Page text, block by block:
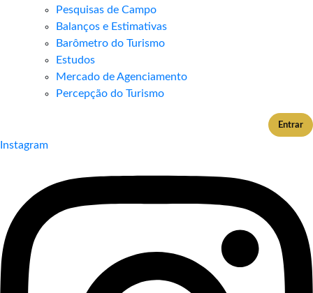
Pesquisas de Campo
Balanços e Estimativas
Barômetro do Turismo
Estudos
Mercado de Agenciamento
Percepção do Turismo
Entrar
Instagram